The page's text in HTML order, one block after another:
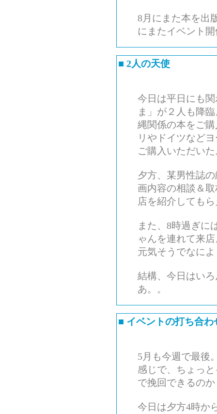
8月にまた本を出
にまたイベント
■ 2人の天使
今日は平日にも
ま」が２人も降
縄関係の本をご
リやドイツなど
ご購入いただい
夕方、某男性誌
画内容の相談＆
店を紹介しても
また、8時過ぎに
ゃんを連れて来
元気そうでなに
結構、今日はい
あ。。
■ イベントの打ち合わ
5月も今週で最後
感じで、ちょっ
で挽回できるの
今日は夕方4時か